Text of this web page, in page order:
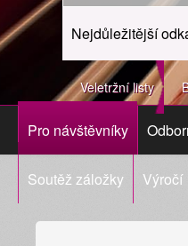
Nejdůležitější
Veletržní listy
Pro návštěvníky
Soutěž záložky Výročí